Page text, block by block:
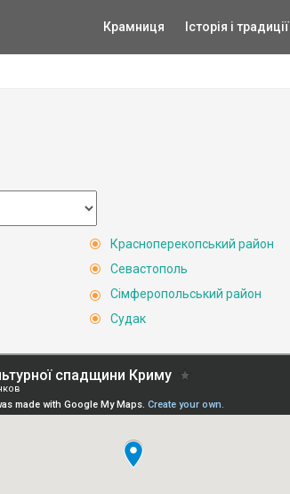
Крамниця Історія і традиції
Красноперекопський район
Севастополь
Сімферопольський район
Судак